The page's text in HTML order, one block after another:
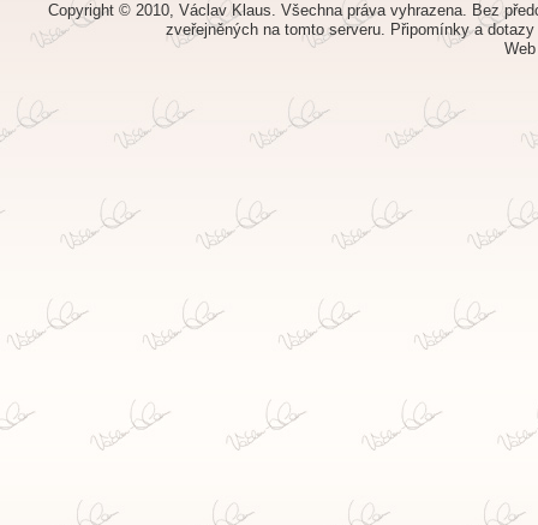
Copyright © 2010, Václav Klaus. Všechna práva vyhrazena. Bez
zveřejněných na tomto serveru. Připomínky a